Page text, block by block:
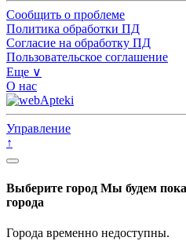
Сообщить о проблеме
Политика обработки ПД
Согласие на обработку ПД
Пользовательское соглашение
Еще ∨
О нас
Управление
↑
Выберите город Мы будем
города
Города временно недоступны.